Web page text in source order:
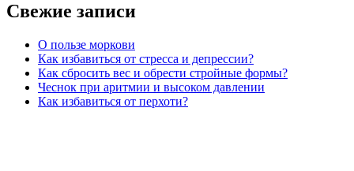
Свежие записи
О пользе моркови
Как избавиться от стресса и депрессии?
Как сбросить вес и обрести стройные формы?
Чеснок при аритмии и высоком давлении
Как избавиться от перхоти?